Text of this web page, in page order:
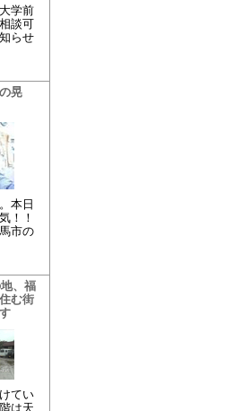
学前
談可
らせ
晃
本日
！！
市の
、福
む街
てい
は天